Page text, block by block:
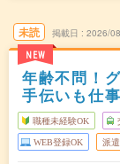
未読
NEW
掲載日 2026/
年齢不問！
手伝いも仕
職種未経験OK
WEB登録OK 派遣